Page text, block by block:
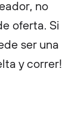
no
oferta. Si
ser una
y correr!